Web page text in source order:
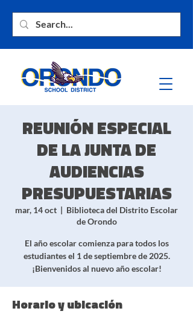
REUNIÓN ESPECIAL
DE LA JUNTA DE
AUDIENCIAS
PRESUPUESTARIAS
mar, 14 oct
  |
Biblioteca del Distrito Escolar
de Orondo
El año escolar comienza para todos los
estudiantes el 1 de septiembre de 2025.
¡Bienvenidos al nuevo año escolar!
Horario y ubicación